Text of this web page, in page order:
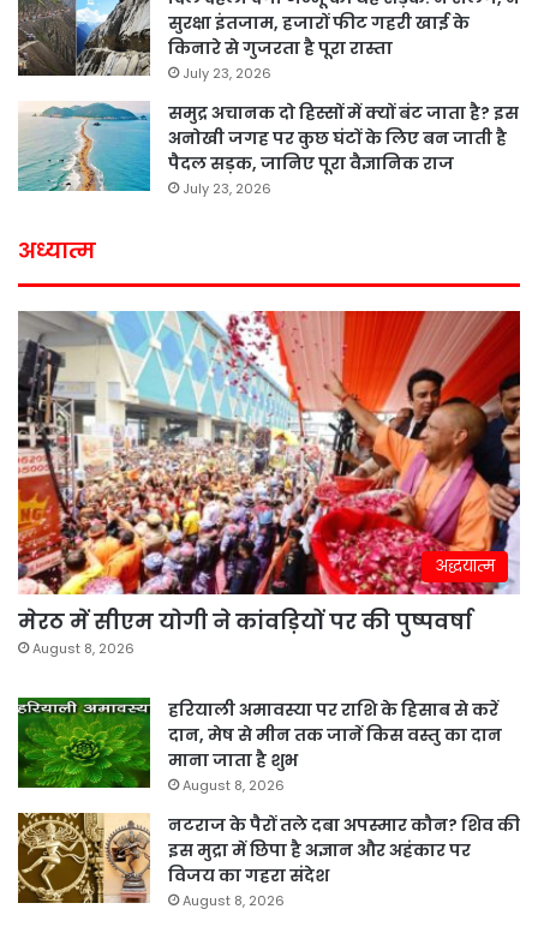
सुरक्षा इंतजाम, हजारों फीट गहरी खाई के
किनारे से गुजरता है पूरा रास्ता
July 23, 2026
समुद्र अचानक दो हिस्सों में क्यों बंट जाता है? इस
अनोखी जगह पर कुछ घंटों के लिए बन जाती है
पैदल सड़क, जानिए पूरा वैज्ञानिक राज
July 23, 2026
अध्यात्म
अद्धयात्म
मेरठ में सीएम योगी ने कांवड़ियों पर की पुष्पवर्षा
August 8, 2026
हरियाली अमावस्या पर राशि के हिसाब से करें
दान, मेष से मीन तक जानें किस वस्तु का दान
माना जाता है शुभ
August 8, 2026
नटराज के पैरों तले दबा अपस्मार कौन? शिव की
इस मुद्रा में छिपा है अज्ञान और अहंकार पर
विजय का गहरा संदेश
August 8, 2026